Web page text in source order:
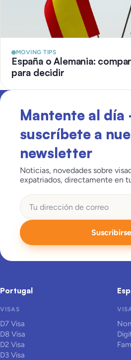
MOVING TIPS
España o Alemania:
para decidir
Mantente al día
suscríbete a
newsletter
Noticias, novedades sobre
expatriados, directamente en
Suscribirse
Portugal
VISAS
D7 Visa
D8 Visa
D2 Visa
D3 Visa